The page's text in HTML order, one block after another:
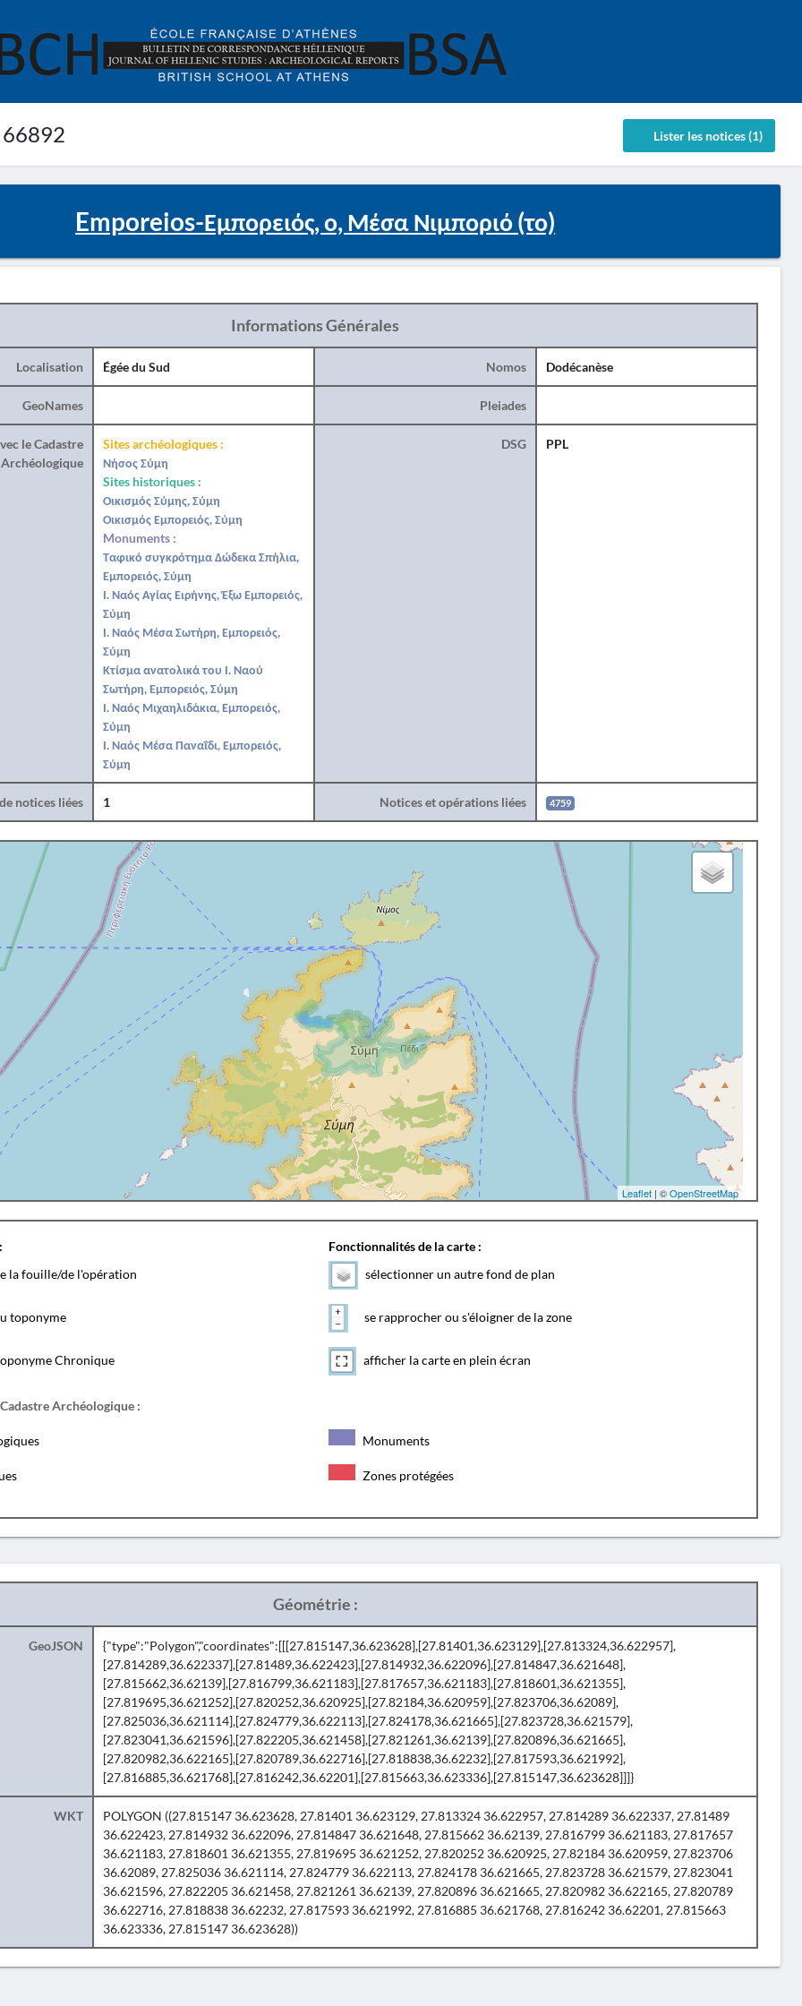
Lister les notices (1)
Emporeios-Εμπορειός, ο, Μέσα Νιμποριό (το)
Informations Générales
Localisation Égée du Sud Nomos Dodécanèse
GeoNames Pleiades
le Cadastre
Archéologique
Sites archéologiques :
Νήσος Σύμη
Sites historiques :
Οικισμός Σύμης, Σύμη
Οικισμός Εμπορειός, Σύμη
Monuments :
Ταφικό συγκρότημα Δώδεκα Σπήλια,
Εμπορειός, Σύμη
Ι. Ναός Αγίας Ειρήνης, Έξω Εμπορειός,
Σύμη
Ι. Ναός Μέσα Σωτήρη, Εμπορειός,
Σύμη
Κτίσμα ανατολικά του Ι. Ναού
Σωτήρη, Εμπορειός, Σύμη
Ι. Ναός Μιχαηλιδάκια, Εμπορειός,
Σύμη
Ι. Ναός Μέσα Παναΐδι, Εμπορειός,
Σύμη
DSG PPL
notices liées 1 Notices et opérations liées 4759
Leaflet | ©OpenStreetMap
la fouille/de l'opération
toponyme
Chronique
Fonctionnalités de la carte :
sélectionner un autre fond de plan
se rapprocher ou s'éloigner de la zone
afficher la carte en plein écran
Archéologique :
Monuments
Zones protégées
Géométrie :
GeoJSON
{"type":"Polygon","coordinates":[[[27.815147,36.623628],[27.81401,36.623129],[27.813324,36.622957],
[27.814289,36.622337],[27.81489,36.622423],[27.814932,36.622096],[27.814847,36.621648],
[27.815662,36.62139],[27.816799,36.621183],[27.817657,36.621183],[27.818601,36.621355],
[27.819695,36.621252],[27.820252,36.620925],[27.82184,36.620959],[27.823706,36.62089],
[27.825036,36.621114],[27.824779,36.622113],[27.824178,36.621665],[27.823728,36.621579],
[27.823041,36.621596],[27.822205,36.621458],[27.821261,36.62139],[27.820896,36.621665],
[27.820982,36.622165],[27.820789,36.622716],[27.818838,36.62232],[27.817593,36.621992],
[27.816885,36.621768],[27.816242,36.62201],[27.815663,36.623336],[27.815147,36.623628]]]}
WKT
POLYGON ((27.815147 36.623628, 27.81401 36.623129, 27.813324 36.622957, 27.814289 36.622337, 27.81489
36.622423, 27.814932 36.622096, 27.814847 36.621648, 27.815662 36.62139, 27.816799 36.621183, 27.817657
36.621183, 27.818601 36.621355, 27.819695 36.621252, 27.820252 36.620925, 27.82184 36.620959, 27.823706
36.62089, 27.825036 36.621114, 27.824779 36.622113, 27.824178 36.621665, 27.823728 36.621579, 27.823041
36.621596, 27.822205 36.621458, 27.821261 36.62139, 27.820896 36.621665, 27.820982 36.622165, 27.820789
36.622716, 27.818838 36.62232, 27.817593 36.621992, 27.816885 36.621768, 27.816242 36.62201, 27.815663
36.623336, 27.815147 36.623628))